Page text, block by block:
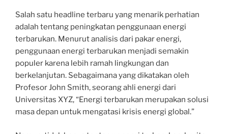
Salah satu headline terbaru yang menarik perhatian
adalah tentang peningkatan penggunaan energi
terbarukan. Menurut analisis dari pakar energi,
penggunaan energi terbarukan menjadi semakin
populer karena lebih ramah lingkungan dan
berkelanjutan. Sebagaimana yang dikatakan oleh
Profesor John Smith, seorang ahli energi dari
Universitas XYZ, “Energi terbarukan merupakan solusi
masa depan untuk mengatasi krisis energi global.”